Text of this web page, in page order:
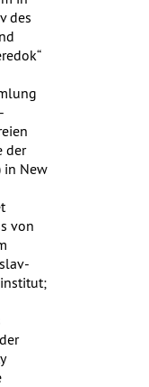
des
der
in New
von